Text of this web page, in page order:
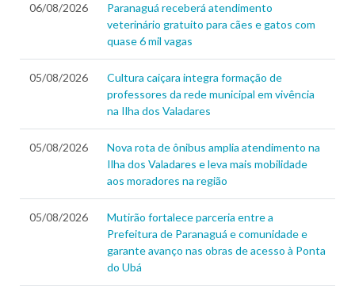
06/08/2026
Paranaguá receberá atendimento
veterinário gratuito para cães e gatos com
quase 6 mil vagas
05/08/2026
Cultura caiçara integra formação de
professores da rede municipal em vivência
na Ilha dos Valadares
05/08/2026
Nova rota de ônibus amplia atendimento na
Ilha dos Valadares e leva mais mobilidade
aos moradores na região
05/08/2026
Mutirão fortalece parceria entre a
Prefeitura de Paranaguá e comunidade e
garante avanço nas obras de acesso à Ponta
do Ubá